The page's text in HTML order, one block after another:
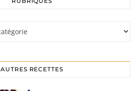
AUTRES RECETTES